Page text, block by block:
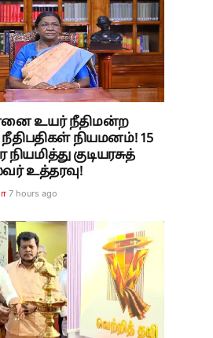
உயர் நீதிமன்ற
நீதிபதிகள் நியமனம்! 15
குடியரசுத்
உத்தரவு!
7 hours ago